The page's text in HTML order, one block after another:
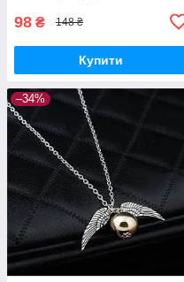
98 ₴ 148 ₴
Купити
–34%